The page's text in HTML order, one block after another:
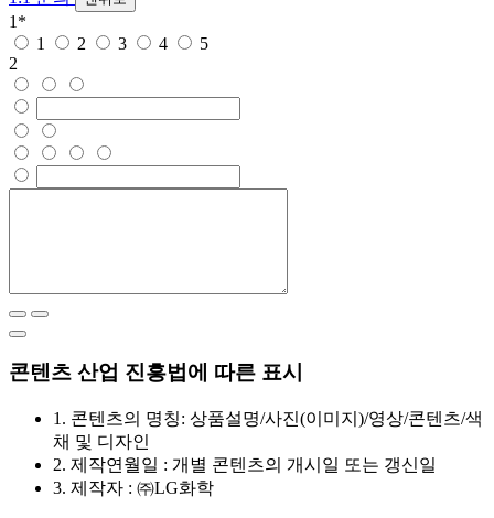
1 *
1
2 3 4
5
2
콘텐츠 산업 진흥법에 따른 표시
1. 콘텐츠의 명칭: 상품설명/사진(이미지)/영상/콘텐츠/색
채 및 디자인
2. 제작연월일 : 개별 콘텐츠의 개시일 또는 갱신일
3. 제작자 : ㈜LG화학